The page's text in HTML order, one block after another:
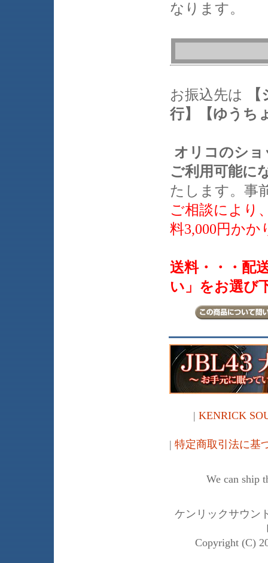
なります。
お振込先は
行】【ゆうち
オリコのシ
ご利用可能に
たします。事
ご相談により
料3,000円かか
送料・・・配
い」をお選び
| KENRICK
| 特定商取引法に基
We can ship
ケンリックサウ
Copyright (C)